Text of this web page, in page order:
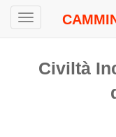
Toggle
Civiltà